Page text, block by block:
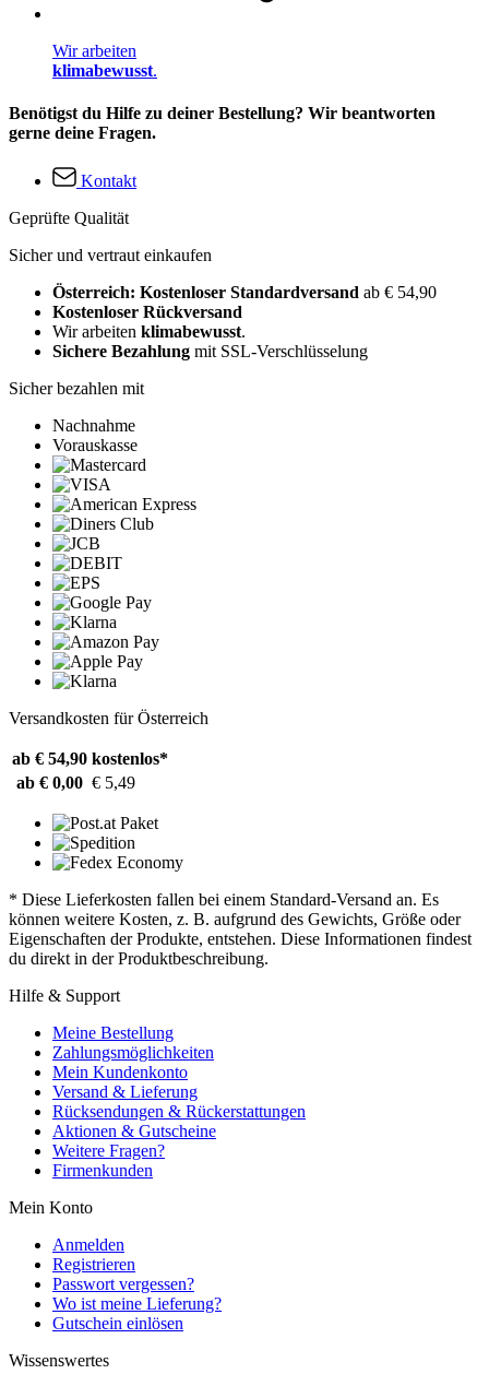
Wir arbeiten
klimabewusst.
Benötigst du Hilfe zu deiner Bestellung? Wir beantworten
gerne deine Fragen.
Kontakt
Geprüfte Qualität
Sicher und vertraut einkaufen
Österreich: Kostenloser Standardversand ab € 54,90
Kostenloser Rückversand
Wir arbeiten klimabewusst.
Sichere Bezahlung mit SSL-Verschlüsselung
Sicher bezahlen mit
Nachnahme
Vorauskasse
Versandkosten für Österreich
ab € 54,90 kostenlos*
ab € 0,00 € 5,49
* Diese Lieferkosten fallen bei einem Standard-Versand an. Es
können weitere Kosten, z. B. aufgrund des Gewichts, Größe oder
Eigenschaften der Produkte, entstehen. Diese Informationen findest
du direkt in der Produktbeschreibung.
Hilfe & Support
Meine Bestellung
Zahlungsmöglichkeiten
Mein Kundenkonto
Versand & Lieferung
Rücksendungen & Rückerstattungen
Aktionen & Gutscheine
Weitere Fragen?
Firmenkunden
Mein Konto
Anmelden
Registrieren
Passwort vergessen?
Wo ist meine Lieferung?
Gutschein einlösen
Wissenswertes